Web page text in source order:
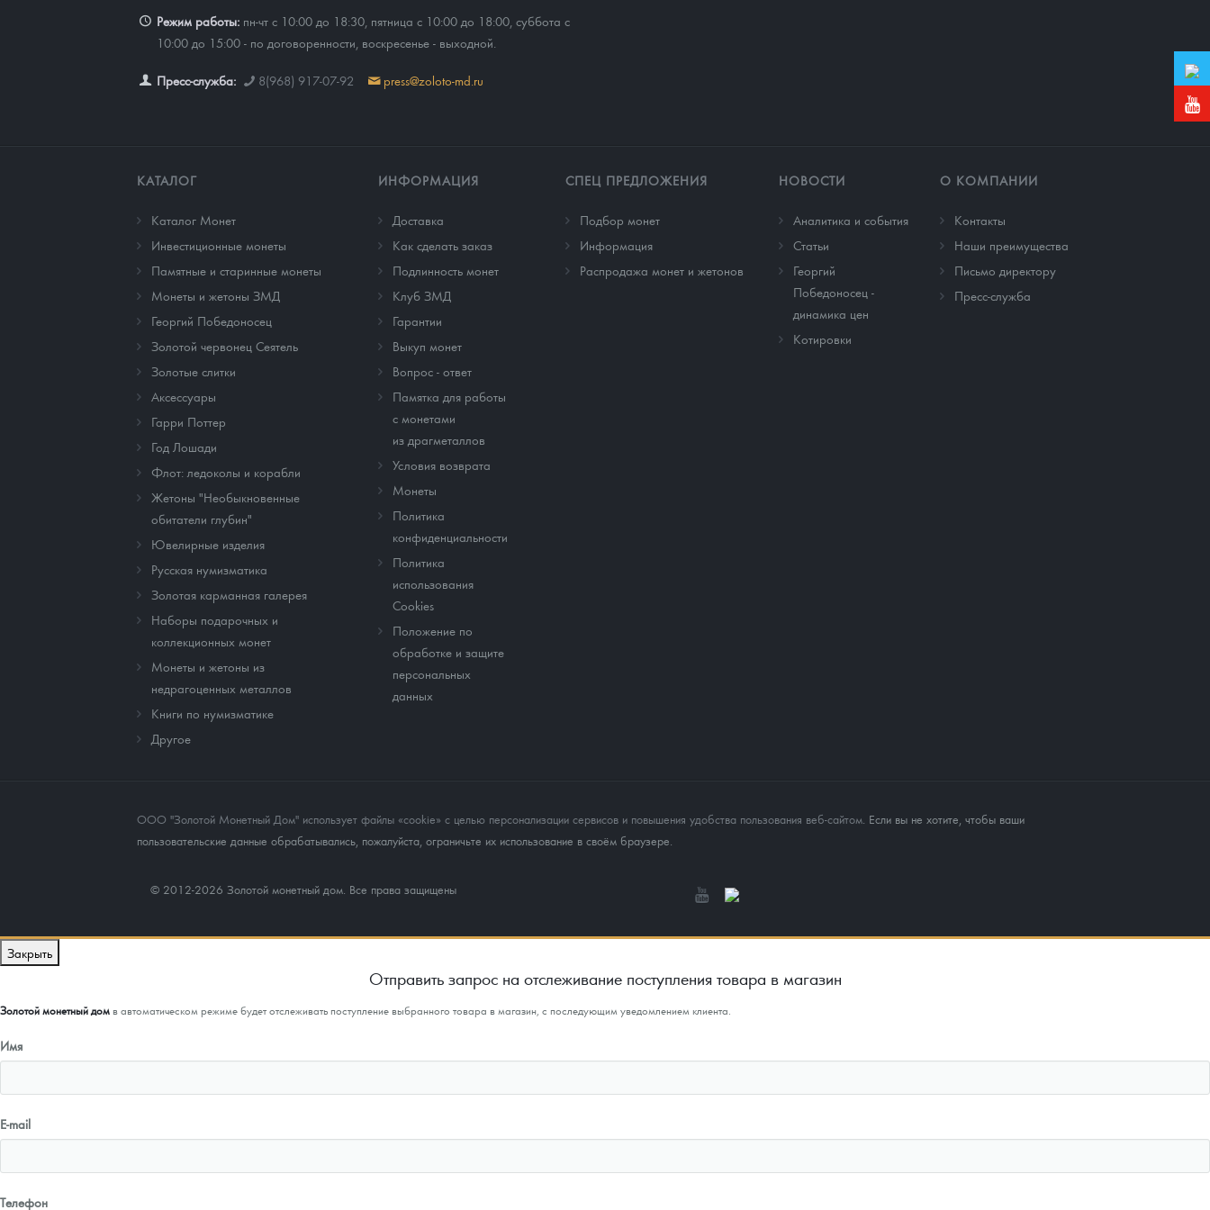
Режим работы: пн-чт с 10:00 до 18:30, пятница с 10:00 до 18:00, суббота с
10:00 до 15:00 - по договоренности, воскресенье - выходной.
Пресс-служба: 8(968) 917-07-92 press@zoloto-md.ru
КАТАЛОГ
Каталог Монет
Инвестиционные монеты
Памятные и старинные монеты
Монеты и жетоны ЗМД
Георгий Победоносец
Золотой червонец Сеятель
Золотые слитки
Аксессуары
Гарри Поттер
Год Лошади
Флот: ледоколы и корабли
Жетоны "Необыкновенные
обитатели глубин"
Ювелирные изделия
Русская нумизматика
Золотая карманная галерея
Наборы подарочных и
коллекционных монет
Монеты и жетоны из
недрагоценных металлов
Книги по нумизматике
Другое
ИНФОРМАЦИЯ
Доставка
Как сделать заказ
Подлинность монет
Клуб ЗМД
Гарантии
Выкуп монет
Вопрос - ответ
Памятка для работы
с монетами
из драгметаллов
Условия возврата
Монеты
Политика
конфиденциальности
Политика
использования
Cookies
Положение по
обработке и защите
персональных
данных
СПЕЦ ПРЕДЛОЖЕНИЯ
Подбор монет
Информация
Распродажа монет и жетонов
НОВОСТИ
Аналитика и события
Cтатьи
Георгий
Победоносец -
динамика цен
Котировки
О КОМПАНИИ
Контакты
Наши преимущества
Письмо директору
Пресс-служба
ООО "Золотой Монетный Дом" использует файлы «cookie» с целью персонализации сервисов и повышения удобства пользования веб-сайтом . Если вы не хотите, чтобы ваши
пользовательские данные обрабатывались, пожалуйста, ограничьте их использование в своём браузере.
© 2012-2026 Золотой монетный дом. Все права защищены
Закрыть
Отправить запрос на отслеживание поступления товара в магазин
Золотой монетный домв автоматическом режиме будет отслеживать поступление выбранного товара в магазин, с последующим уведомлением клиента.
Имя
E-mail
Телефон